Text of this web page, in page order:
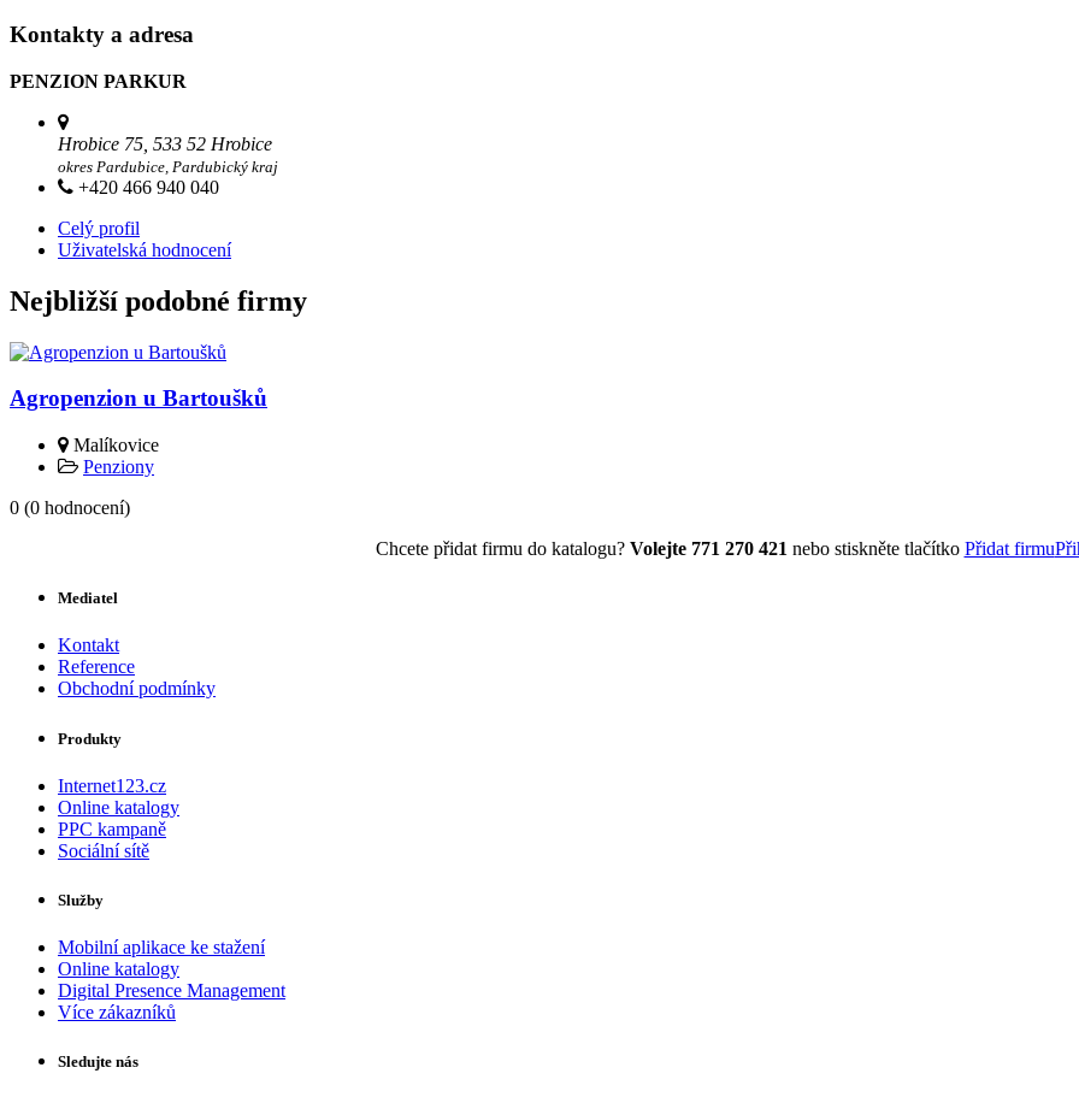
Kontakty a adresa
PENZION PARKUR
Hrobice 75, 533 52 Hrobice
okres Pardubice, Pardubický kraj
+420 466 940 040
Celý profil
Uživatelská hodnocení
Nejbližší podobné firmy
Agropenzion u Bartoušků
Malíkovice
Penziony
0 (0 hodnocení)
Chcete přidat firmu do katalogu? Volejte 771 270 421 nebo stiskněte tlačítko Přidat firmu
Mediatel
Kontakt
Reference
Obchodní podmínky
Produkty
Internet123.cz
Online katalogy
PPC kampaně
Sociální sítě
Služby
Mobilní aplikace ke stažení
Online katalogy
Digital Presence Management
Více zákazníků
Sledujte nás